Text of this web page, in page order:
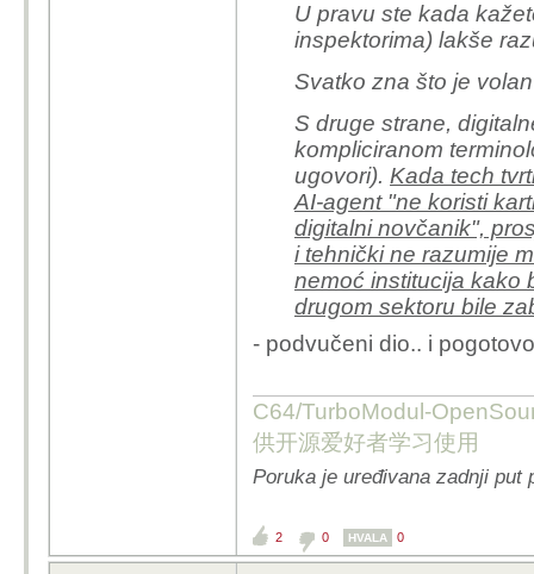
U pravu ste kada
inspektorima) lakše
Svatko zna što je
S druge strane,
kompliciranom
ugovori). Kada tech
AI-agent "ne koristi
digitalni novčanik",
i tehnički ne razumije
nemoć institucija kako
drugom sektoru bile
- podvučeni dio.. i
C64/TurboModul-
供开源爱好者学习使用
Poruka je uređivana zadnji put
2 0 HVALA 0